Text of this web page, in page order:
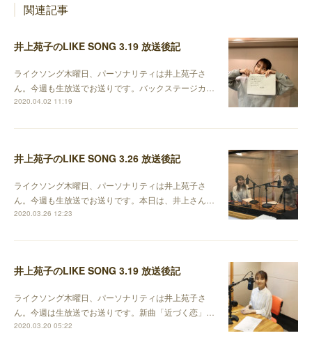
関連記事
井上苑子のLIKE SONG 3.19 放送後記
ライクソング木曜日、パーソナリティは井上苑子さ
ん。今週も生放送でお送りです。バックステージカ…
2020.04.02 11:19
井上苑子のLIKE SONG 3.26 放送後記
ライクソング木曜日、パーソナリティは井上苑子さ
ん。今週も生放送でお送りです。本日は、井上さん…
2020.03.26 12:23
井上苑子のLIKE SONG 3.19 放送後記
ライクソング木曜日、パーソナリティは井上苑子さ
ん。今週は生放送でお送りです。新曲「近づく恋」…
2020.03.20 05:22